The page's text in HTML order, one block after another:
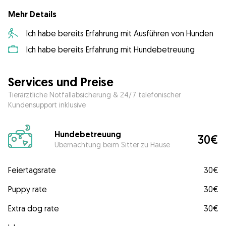
Mehr Details
Ich habe bereits Erfahrung mit Ausführen von Hunden
Ich habe bereits Erfahrung mit Hundebetreuung
Services und Preise
Tierärztliche Notfallabsicherung & 24/7 telefonischer
Kundensupport inklusive
Hundebetreuung
Übernachtung beim Sitter zu Hause 30€
Feiertagsrate
30€
Puppy rate
30€
Extra dog rate
30€